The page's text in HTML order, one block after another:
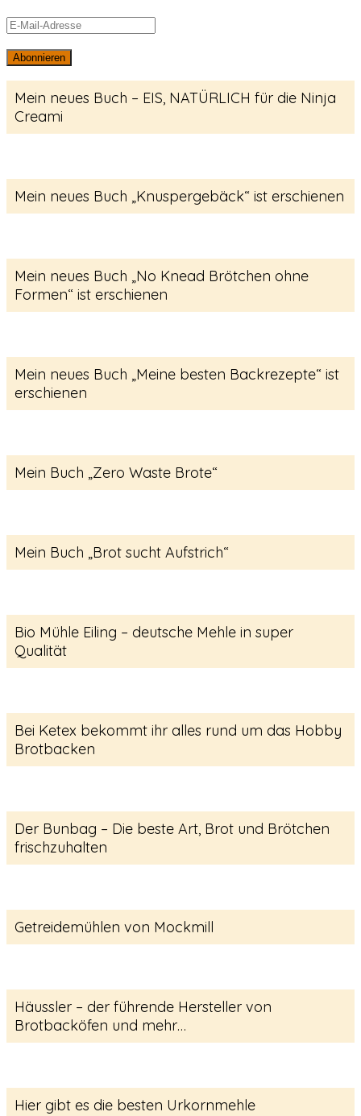
E-
Adresse
Abonnieren
Mein neues Buch – EIS, NATÜRLICH für die Ninja
Creami
Mein neues Buch „Knuspergebäck“ ist erschienen
Mein neues Buch „No Knead Brötchen ohne
Formen“ ist erschienen
Mein neues Buch „Meine besten Backrezepte“ ist
erschienen
Mein Buch „Zero Waste Brote“
Mein Buch „Brot sucht Aufstrich“
Bio Mühle Eiling – deutsche Mehle in super
Qualität
Bei Ketex bekommt ihr alles rund um das Hobby
Brotbacken
Der Bunbag – Die beste Art, Brot und Brötchen
frischzuhalten
Getreidemühlen von Mockmill
Häussler – der führende Hersteller von
Brotbacköfen und mehr…
Hier gibt es die besten Urkornmehle